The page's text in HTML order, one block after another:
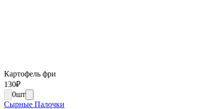
Картофель фри
130₽
0шт
Сырные Палочки